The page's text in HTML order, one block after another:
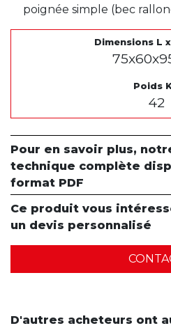
poignée simple (bec
Dimensions L
Poids
42
Pour en savoir plus,
technique complète
format PDF
Ce produit vous
un devis personnalisé
D'autres acheteurs ont